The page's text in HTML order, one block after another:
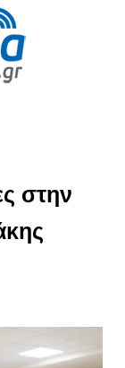
στην